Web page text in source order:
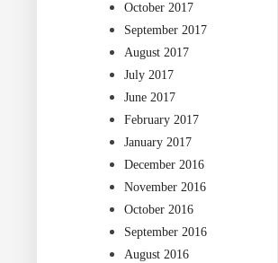
October 2017
September 2017
August 2017
July 2017
June 2017
February 2017
January 2017
December 2016
November 2016
October 2016
September 2016
August 2016